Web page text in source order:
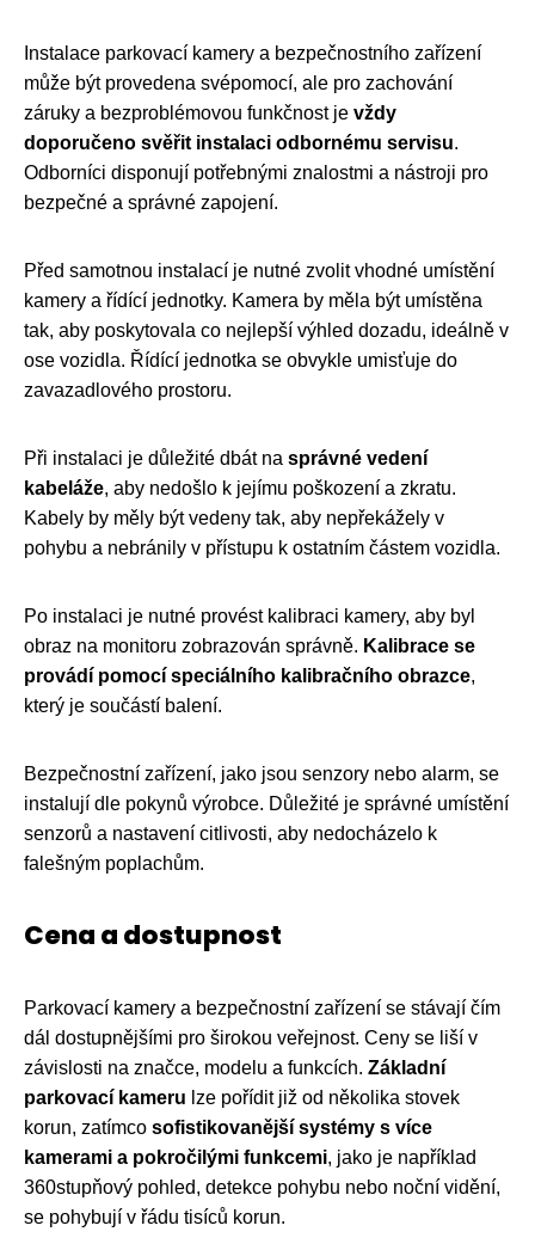
Instalace parkovací kamery a bezpečnostního zařízení
může být provedena svépomocí, ale pro zachování
záruky a bezproblémovou funkčnost je vždy
doporučeno svěřit instalaci odbornému servisu.
Odborníci disponují potřebnými znalostmi a nástroji pro
bezpečné a správné zapojení.
Před samotnou instalací je nutné zvolit vhodné umístění
kamery a řídící jednotky. Kamera by měla být umístěna
tak, aby poskytovala co nejlepší výhled dozadu, ideálně v
ose vozidla. Řídící jednotka se obvykle umisťuje do
zavazadlového prostoru.
Při instalaci je důležité dbát na správné vedení
kabeláže, aby nedošlo k jejímu poškození a zkratu.
Kabely by měly být vedeny tak, aby nepřekážely v
pohybu a nebránily v přístupu k ostatním částem vozidla.
Po instalaci je nutné provést kalibraci kamery, aby byl
obraz na monitoru zobrazován správně. Kalibrace se
provádí pomocí speciálního kalibračního obrazce,
který je součástí balení.
Bezpečnostní zařízení, jako jsou senzory nebo alarm, se
instalují dle pokynů výrobce. Důležité je správné umístění
senzorů a nastavení citlivosti, aby nedocházelo k
falešným poplachům.
Cena a dostupnost
Parkovací kamery a bezpečnostní zařízení se stávají čím
dál dostupnějšími pro širokou veřejnost. Ceny se liší v
závislosti na značce, modelu a funkcích. Základní
parkovací kameru lze pořídit již od několika stovek
korun, zatímco sofistikovanější systémy s více
kamerami a pokročilými funkcemi, jako je například
360stupňový pohled, detekce pohybu nebo noční vidění,
se pohybují v řádu tisíců korun.